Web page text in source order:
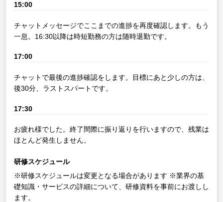
15:00
チャットメッセージでここまでの進捗を再度確認します。もう
一息。16:30以降は時短勤務の方は随時退勤です。
17:00
チャットで最後の進捗確認をします。目標にあと少しの方は、
後30分、ラストスパートです。
17:30
お疲れ様でした。終了間際に振り返りを行いますので、残業は
ほとんど発生しません。
研修スケジュール
※研修スケジュールは変更となる場合があります ※業界の基
礎知識・サービスの詳細について、研修資料を事前にお渡しし
ます。